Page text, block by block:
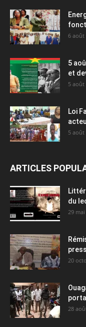
6 août
5
et
5 août
Loi
5 août
ARTICLES
du
29
20
28